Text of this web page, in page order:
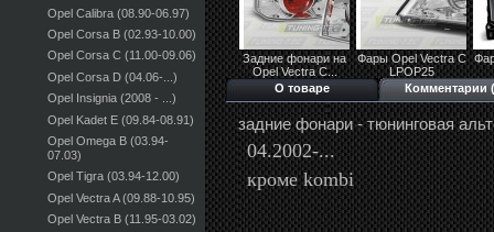
Opel Calibra (08.90-06.97)
Opel Corsa B (02.93-10.00)
Opel Corsa C (11.00-09.06)
Opel Corsa D (04.06-...)
Opel Insignia (2008 - ...)
Opel Kadet E (09.84-08.91)
Opel Omega B (03.94-
07.03)
Opel Tigra (03.94-12.00)
Opel Vectra A (09.88-10.95)
Opel Vectra B (11.95-03.02)
Задние фонари на
Opel Vectra С...
Фары Opel Vectra С
LPOP25
О товаре Комментарии
задние фонари - тюнинговая
04.2002-...
кроме kombi